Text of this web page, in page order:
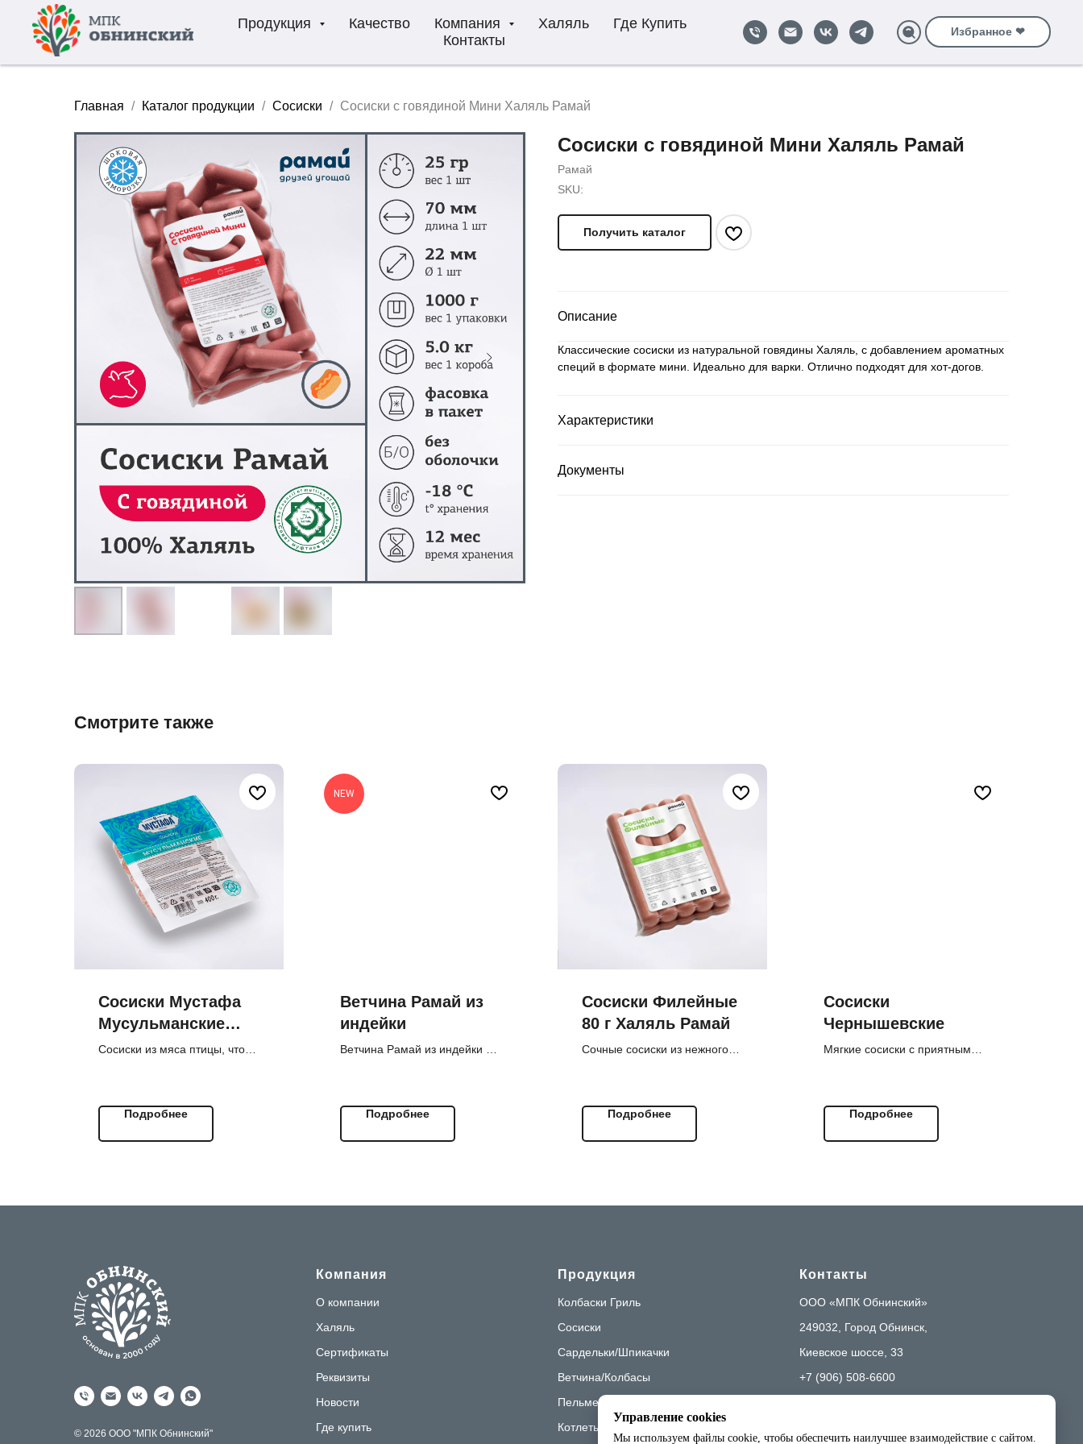
Продукция Качество Компания Халяль
Где Купить
Контакты
Избранное ❤
Главная Каталог продукции Сосиски Сосиски с говядиной Мини Халяль Рамай
Сосиски с говядиной Мини Халяль Рамай
Рамай
SKU:
Получить каталог
Описание
Классические сосиски из натуральной говядины Халяль, с добавлением ароматных
специй в формате мини. Идеально для варки. Отлично подходят для хот-догов.
Характеристики
Документы
Смотрите также
Сосиски Мустафа
Мусульманские
Халяль (400 г)
Сосиски из мяса птицы, что
требованиями Халяль.
Подробнее
NEW
Ветчина Рамай из
индейки
Ветчина Рамай из индейки —
подходит для
Подробнее
Сосиски Филейные
80 г Халяль Рамай
Сочные сосиски из нежного
Идеально для варки. Отлично
Подробнее
Сосиски
Чернышевские
Мягкие сосиски с приятным
Приготовленны из мяса
Подробнее
Управление cookies
Мы используем файлы cookie, чтобы обеспечить наилучшее взаимодействие с сайтом.
© 2026 ООО "МПК Обнинский"
Компания
О компании
Халяль
Сертификаты
Реквизиты
Новости
Где купить
Продукция
Колбаски Гриль
Сосиски
Сардельки/Шпикачки
Ветчина/Колбасы
Пельмени БП
Котлеты/Палочки/Наггетсы
Контакты
OOO «МПК Обнинский»
249032, Город Обнинск,
Киевское шоссе, 33
+7 (906) 508-6600